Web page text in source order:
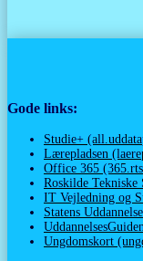
Gode links:
Studie+
Lærepladsen
Office 365
Roskilde
IT Vejledning og
Statens
Ungdomskort